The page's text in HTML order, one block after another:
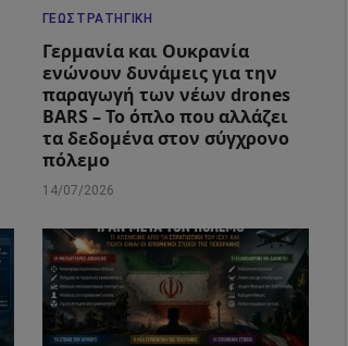
ΓΕΩΣΤΡΑΤΗΓΙΚΉ
Γερμανία και Ουκρανία
ενώνουν δυνάμεις για την
παραγωγή των νέων drones
BARS – Το όπλο που αλλάζει
τα δεδομένα στον σύγχρονο
πόλεμο
14/07/2026